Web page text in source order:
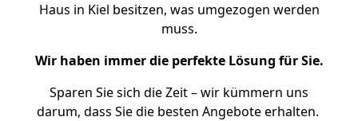
Haus in Kiel besitzen, was umgezogen werden
muss.
Wir haben immer die perfekte Lösung für Sie.
Sparen Sie sich die Zeit – wir kümmern uns
darum, dass Sie die besten Angebote erhalten.